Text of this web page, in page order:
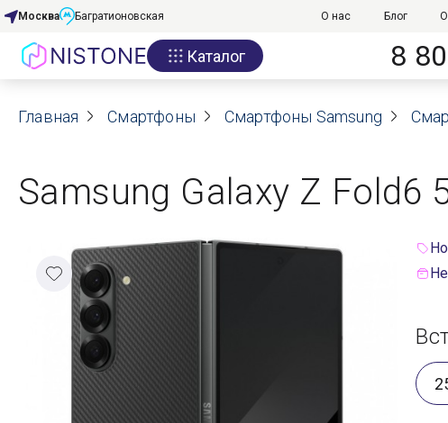
Акции
О нас
Договор оферты
Реквизиты
Контакты
Гарантия
Оплата
Москва Багратионовская О нас Блог
Каталог 8
Главная Смартфоны Смартфоны Samsung
Samsung Galaxy Z Fold6